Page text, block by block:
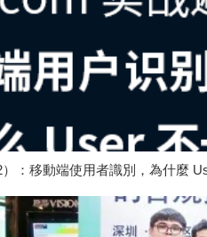
：移動端使用者識別，為什麼